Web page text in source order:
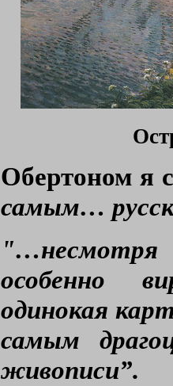
Обертоном я
самым…
особенно
одинокая
самым
живописи”.